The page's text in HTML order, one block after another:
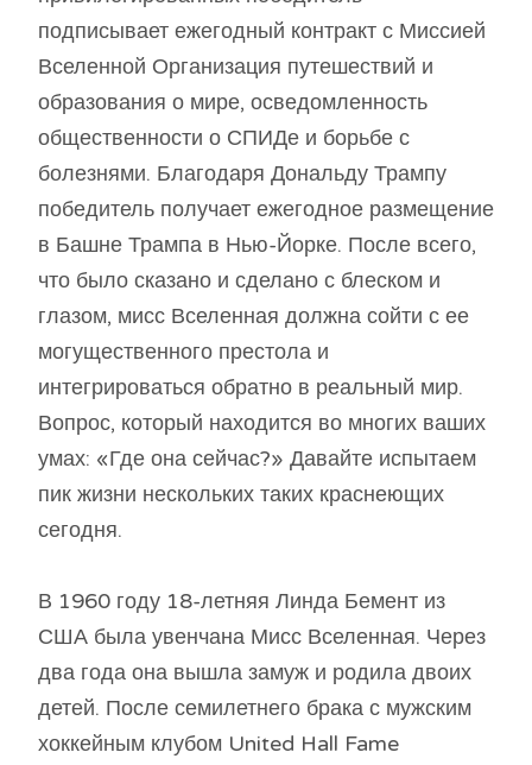
подписывает ежегодный контракт с Миссией
Вселенной Организация путешествий и
образования о мире, осведомленность
общественности о СПИДе и борьбе с
болезнями. Благодаря Дональду Трампу
победитель получает ежегодное размещение
в Башне Трампа в Нью-Йорке. После всего,
что было сказано и сделано с блеском и
глазом, мисс Вселенная должна сойти с ее
могущественного престола и
интегрироваться обратно в реальный мир.
Вопрос, который находится во многих ваших
умах: «Где она сейчас?» Давайте испытаем
пик жизни нескольких таких краснеющих
сегодня.
В 1960 году 18-летняя Линда Бемент из
США была увенчана Мисс Вселенная. Через
два года она вышла замуж и родила двоих
детей. После семилетнего брака с мужским
хоккейным клубом United Hall Fame